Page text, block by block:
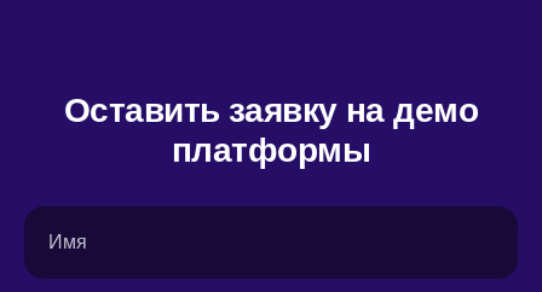
Оставить заявку на демо
платформы
Имя